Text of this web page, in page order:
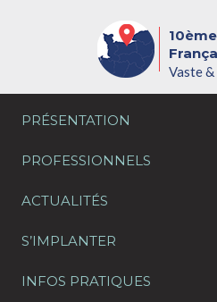
Vaste
PRÉSENTATION
PROFESSIONNELS
ACTUALITÉS
S’IMPLANTER
INFOS PRATIQUES